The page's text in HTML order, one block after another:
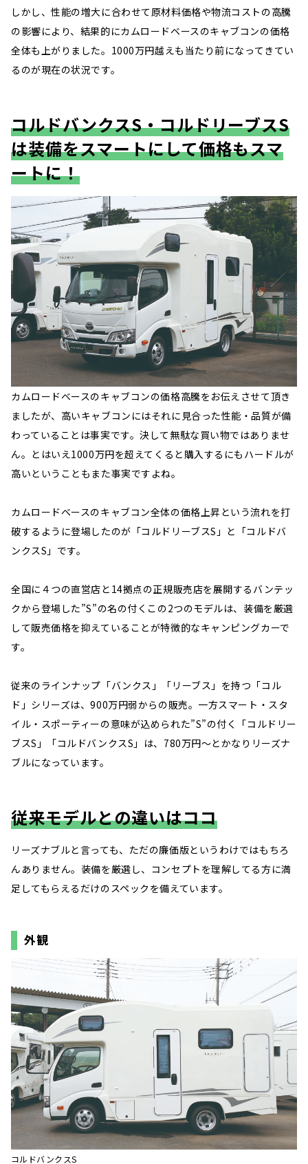
しかし、性能の増大に合わせて原材料価格や物流コストの高騰
の影響により、結果的にカムロードベースのキャブコンの価格
全体も上がりました。1000万円越えも当たり前になってきてい
るのが現在の状況です。
コルドバンクスS・コルドリーブスS
は装備をスマートにして価格もスマ
ートに！
カムロードベースのキャブコンの価格高騰をお伝えさせて頂き
ましたが、高いキャブコンにはそれに見合った性能・品質が備
わっていることは事実です。決して無駄な買い物ではありませ
ん。とはいえ1000万円を超えてくると購入するにもハードルが
高いということもまた事実ですよね。
カムロードベースのキャブコン全体の価格上昇という流れを打
破するように登場したのが「コルドリーブスS」と「コルドバ
ンクスS」です。
全国に４つの直営店と14拠点の正規販売店を展開するバンテッ
クから登場した”S”の名の付くこの2つのモデルは、装備を厳選
して販売価格を抑えていることが特徴的なキャンピングカーで
す。
従来のラインナップ「バンクス」「リーブス」を持つ「コル
ド」シリーズは、900万円弱からの販売。一方スマート・スタ
イル・スポーティーの意味が込められた”S”の付く「コルドリー
ブスS」「コルドバンクスS」は、780万円～とかなりリーズナ
ブルになっています。
従来モデルとの違いはココ
リーズナブルと言っても、ただの廉価版というわけではもちろ
んありません。装備を厳選し、コンセプトを理解してる方に満
足してもらえるだけのスペックを備えています。
外観
コルドバンクスS